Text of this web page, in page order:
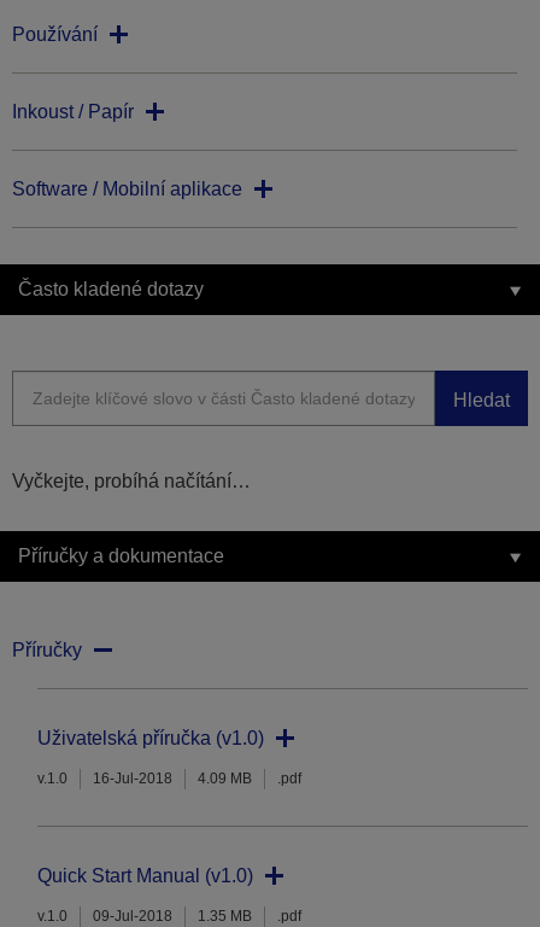
Používání
Inkoust / Papír
Software / Mobilní aplikace
Často kladené dotazy
Hledat
Vyčkejte, probíhá načítání…
Příručky a dokumentace
Příručky
Uživatelská příručka (v1.0)
v.1.0 16-Jul-2018 4.09 MB .pdf
Quick Start Manual (v1.0)
v.1.0 09-Jul-2018 1.35 MB .pdf